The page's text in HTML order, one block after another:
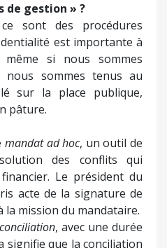
de gestion » ?
sont des procédures
est importante à
si nous sommes
nous sommes tenus au
sur la place publique,
pâture.
mandat ad hoc, un outil de
des conflits qui
Le président du
acte de la signature de
la mission du mandataire.
, avec une durée
signifie que la conciliation